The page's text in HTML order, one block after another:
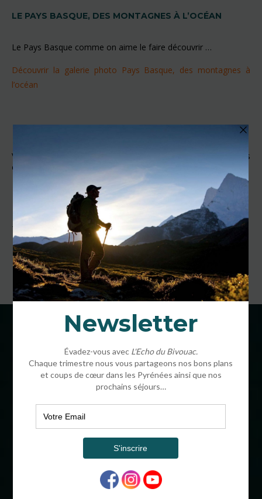
LE PAYS BASQUE, DES MONTAGNES À L’OCÉAN
Le Pays Basque comme on aime le faire découvrir …
Découvrir la galerie photo Pays Basque, des montagnes à
l’océan
Vous avez des questions, des suggestions n’hésitez pas à nous
en faire part.
+ À lire aussi : Évadez-vous avec Bivouac #1
COORDONNÉES
16 CHEMIN HENRI IV
64320 OUSSE FRANCE
SARL AU CAPITAL DE 64000€
SIRET : 504 754 953 00017
OPÉRATEUR DE VOYAGES : IM06412003
RCP : MUTUELLES DU MANS